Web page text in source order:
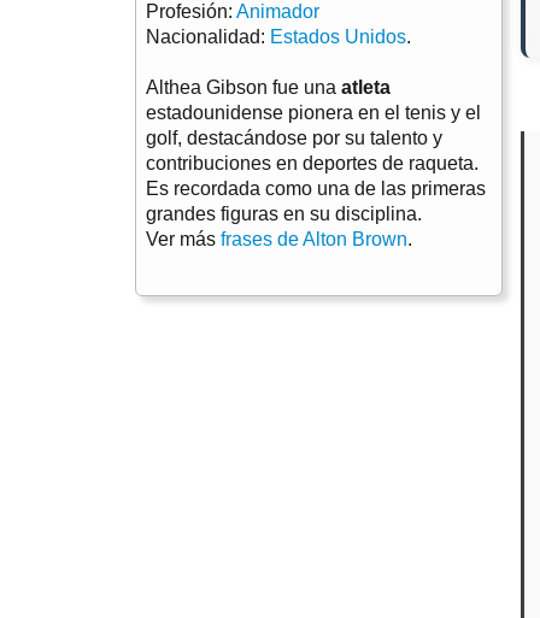
Profesión: Animador
Nacionalidad: Estados Unidos.
Althea Gibson fue una atleta
estadounidense pionera en el tenis y el
golf, destacándose por su talento y
contribuciones en deportes de raqueta.
Es recordada como una de las primeras
grandes figuras en su disciplina.
Ver más frases de Alton Brown.